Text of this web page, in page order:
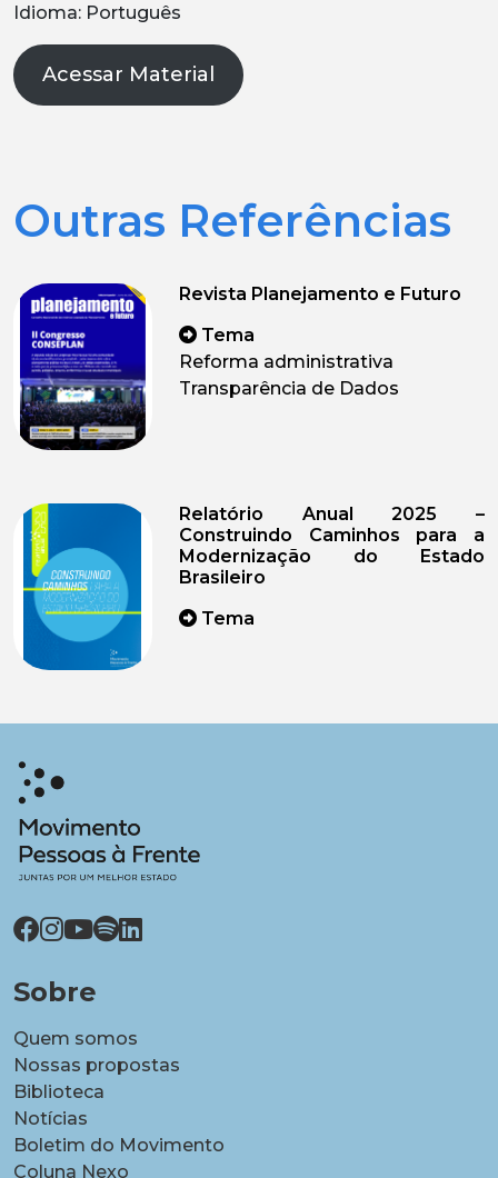
Idioma: Português
Acessar Material
Outras Referências
Revista Planejamento e Futuro
Tema
Reforma administrativa
Transparência de Dados
Relatório Anual 2025 –
Construindo Caminhos para a
Modernização do Estado
Brasileiro
Tema
Sobre
Quem somos
Nossas propostas
Biblioteca
Notícias
Boletim do Movimento
Coluna Nexo